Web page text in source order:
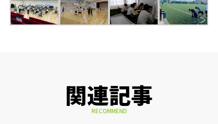
関連記事
RECOMMEND